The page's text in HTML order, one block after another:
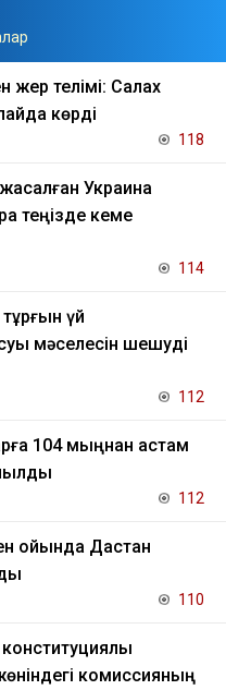
жер телімі: Салах
көрді
118
Украина
теңізде кеме
114
үй
мәселесін шешуді
112
104 мыңнан астам
112
ойында Дастан
110
комиссияның